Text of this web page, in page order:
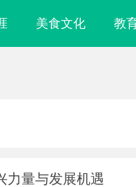
美食文化 教
力量与发展机遇